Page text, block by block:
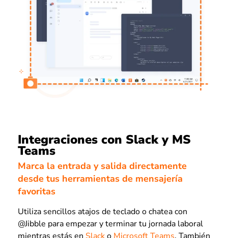
Integraciones con Slack y MS
Teams
Marca la entrada y salida directamente
desde tus herramientas de mensajería
favoritas
Utiliza sencillos atajos de teclado o chatea con
@Jibble para empezar y terminar tu jornada laboral